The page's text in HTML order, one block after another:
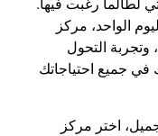
لطالما رغبت فيها.
الواحد، مركز
وتجربة التحول
في جميع احتياجاتك
اختر مركز